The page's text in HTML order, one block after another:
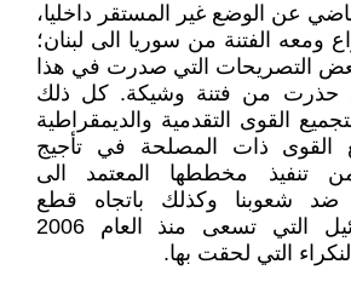
عن الوضع غير المستقر داخليا،
ومعه الفتنة من سوريا الى لبنان؛
التصريحات التي صدرت في هذا
حذرت من فتنة وشيكة. كل ذلك
القوى التقدمية والديمقراطية
القوى ذات المصلحة في تأجيج
من تنفيذ مخططها المعتمد الى
ضد شعوبنا وكذلك باتجاه قطع
الطريق أمام اسرائيل التي تسعى منذ العام 2006
التي لحقت بها.